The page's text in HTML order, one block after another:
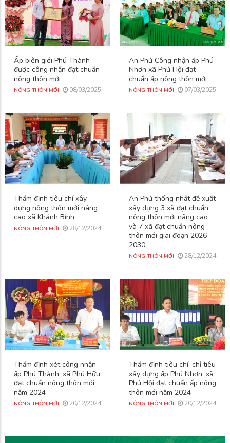
Ấp biên giới Phú Thành
được công nhận đạt chuẩn
nông thôn mới
NÔNG THÔN MỚI 08/03/2025
An Phú Công nhận ấp Phú
Nhơn xã Phú Hội đạt
chuẩn ấp nông thôn mới
NÔNG THÔN MỚI 07/03/2025
Thẩm định tiêu chí xây
dựng nông thôn mới nâng
cao xã Khánh Bình
NÔNG THÔN MỚI 28/12/2024
An Phú thống nhất đề xuất
xây dựng 3 xã đạt chuẩn
nông thôn mới nâng cao
và 7 xã đạt chuẩn nông
thôn mới giai đoạn 2026-
2030
NÔNG THÔN MỚI 28/12/2024
Thẩm định xét công nhận
ấp Phú Thành, xã Phú Hữu
đạt chuẩn nông thôn mới
năm 2024
NÔNG THÔN MỚI 20/12/2024
Thẩm định tiêu chí, chỉ tiêu
xây dựng ấp Phú Nhơn, xã
Phú Hội đạt chuẩn ấp nông
thôn mới năm 2024
NÔNG THÔN MỚI 20/12/2024